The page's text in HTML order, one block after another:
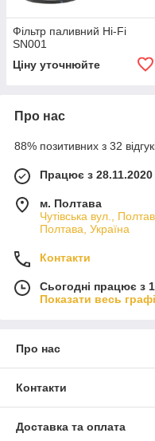
Фільтр паливний Hi-Fi
SN001
Ціну уточнюйте
Про нас
88% позитивних з 32
Працює з 28.11.2020
м. Полтава
Чутівська вул.,
Полтава, Україна
Контакти
Сьогодні працює з
Показати весь
Про нас
Контакти
Доставка та оплата